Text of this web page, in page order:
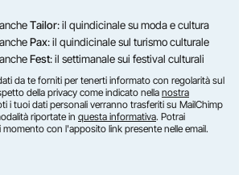
Tailor: il quindicinale su moda e cultura
Pax: il quindicinale sul turismo culturale
Fest: il settimanale sui festival culturali
da te forniti per tenerti informato con regolarità sul
della privacy come indicato nella nostra
i tuoi dati personali verranno trasferiti su MailChimp
riportate in questa informativa. Potrai
momento con l'apposito link presente nelle email.